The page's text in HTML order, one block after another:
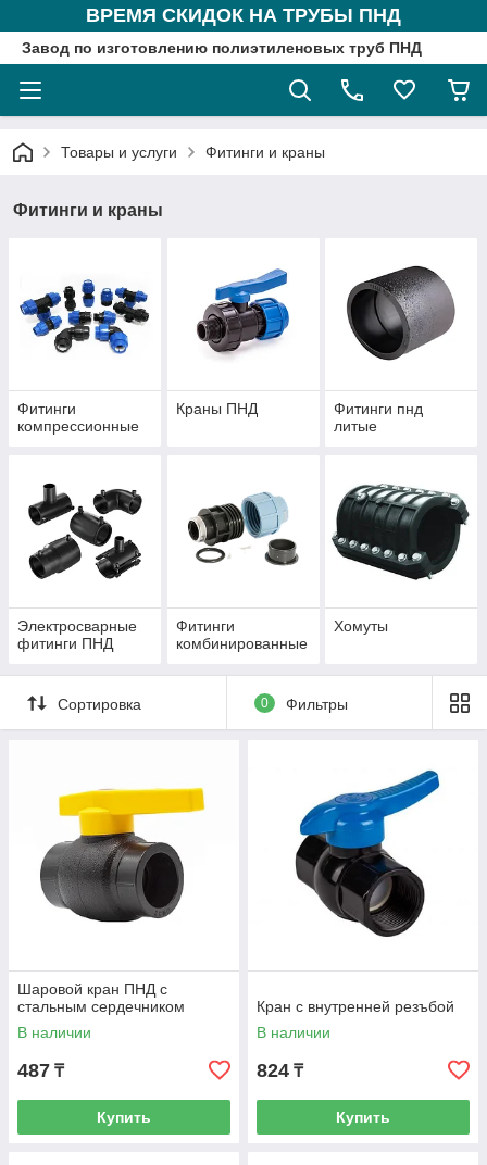
ВРЕМЯ СКИДОК НА ТРУБЫ ПНД
Завод по изготовлению полиэтиленовых труб ПНД
Товары и услуги Фитинги и краны
Фитинги и краны
Фитинги
компрессионные
Краны ПНД
Фитинги пнд
литые
Электросварные
фитинги ПНД
Фитинги
комбинированные
Хомуты
Сортировка 0 Фильтры
Шаровой кран ПНД с
стальным сердечником
В наличии
487 ₸
Купить
Кран с внутренней резъбой
В наличии
824 ₸
Купить